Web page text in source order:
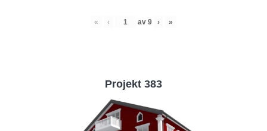
« ‹ av 9 › »
Projekt 383